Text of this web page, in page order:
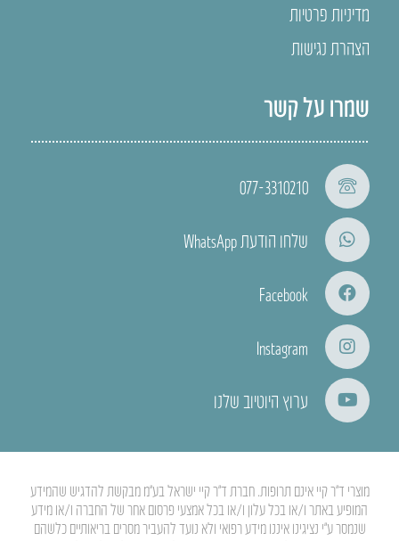
מדיניות פרטיות
הצהרת נגישות
שמרו על קשר
077-3310210
שלחו הודעת WhatsApp
Facebook
Instagram
ערוץ היוטיוב שלנו
מוצרי ד”ר קיי אינם תרופות. חברת ד”ר קיי ישראל בע”מ מבקשת להדגיש שהמידע
המופיע באתר ו/או בכל עלון ו/או בכל אמצעי פרסום אחר של החברה ו/או מידע
שנמסר ע”י נציגינו איננו מידע רפואי ולא נועד להעביר מסרים בריאותיים כלשהם